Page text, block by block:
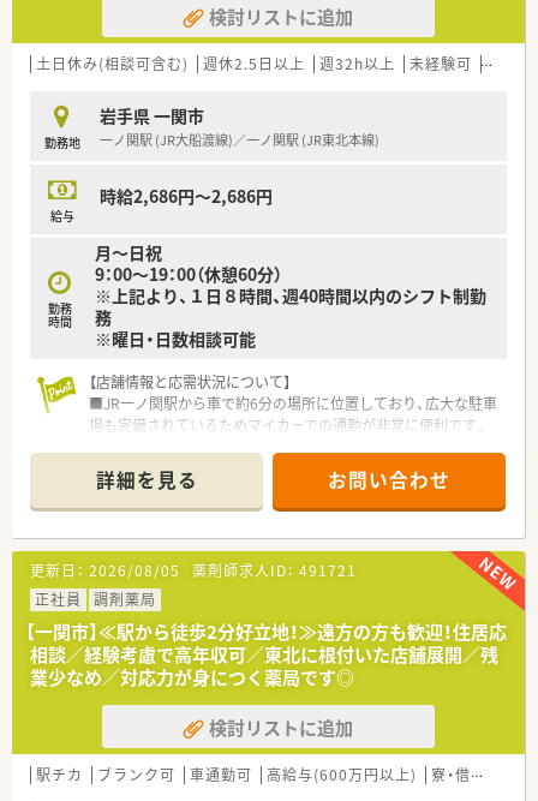
検討リストに追加
土日休み(相談可含む) 週休2.5日以上 週32h以上 未経験可 ブラン
勤務地
岩手県 一関市
一ノ関駅 (JR大船渡線)／一ノ関駅 (JR東北本線)
給与
時給2,686円～2,686円
勤務
時間
月～日祝
9：00～19：00（休憩60分）
※上記より、１日８時間、週40時間以内のシフト制勤
務
※曜日・日数相談可能
【店舗情報と応需状況について】
■JR一ノ関駅から車で約6分の場所に位置しており、広大な駐車
場も完備されているためマイカーでの通勤が非常に便利です。
面応需のスタイルで幅広い処方内容を経験することが可能で
す。
■薬剤師は常勤2名と派遣1名の体制で運営されており、一人ひ
とりが連携を取りながら日々の業務を円滑に進めています。
【やりがい/おすすめポイント】
■ショッピングセンター内という特性を活かし、赤ちゃんから高
齢者まで多様な方と触れ合うことで地域貢献の実感が得られま
す。
■面応需により多くの医療機関の処方に触れる機会があるため、
取り扱う品目数も多く、薬剤師としてのスキルアップに繋がりま
す。
■残業時間が適正に管理されているほか、育児や介護などライフ
ステージの変化に応じた支援体制が整っていることが大きな魅
力です。
詳細を見る お問い合わせ
更新日： 2026/08/05 薬剤師求人ID： 491721
正社員
調剤薬局
【一関市】≪駅から徒歩2分好立地！≫遠方の方も歓迎！住居応
相談／経験考慮で高年収可／東北に根付いた店舗展開／残
業少なめ／対応力が身につく薬局です◎
検討リストに追加
駅チカ ブランク可 車通勤可 高給与(600万円以上) 寮・借上社宅あり